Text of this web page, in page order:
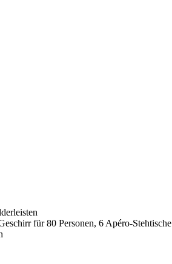
für 80 Personen, 6 Apéro-Stehtische